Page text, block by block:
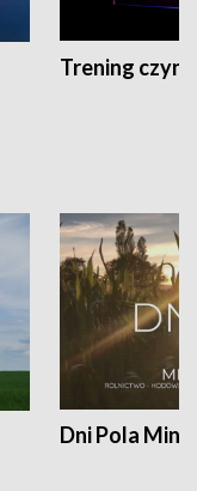
Trening czyni
Dni Pola